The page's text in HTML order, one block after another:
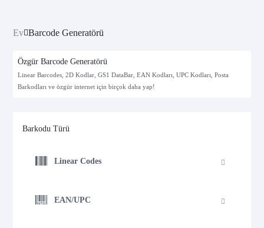
Ev Barcode Generatörü
Özgür Barcode Generatörü
Linear Barcodes, 2D Kodlar, GS1 DataBar, EAN Kodları, UPC Kodları, Posta
Barkodları ve özgür internet için birçok daha yap!
Barkodu Türü
Linear Codes
EAN/UPC